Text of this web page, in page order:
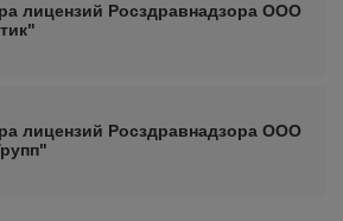
лицензий Росздравнадзора ООО
лицензий Росздравнадзора ООО